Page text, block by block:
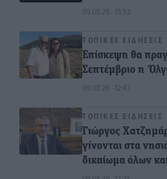
ΤΟΠΙΚΈΣ ΕΙΔΉΣΕΙΣ
Επίσκεψη θα
Σεπτέμβριο η
09.08.26 · 12:47
ΤΟΠΙΚΈΣ ΕΙΔΉΣΕΙΣ
Γιώργος
γίνονται στα
δικαίωμα όλων